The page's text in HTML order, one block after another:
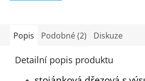
Popis Podobné (2) Diskuze
Detailní popis produktu